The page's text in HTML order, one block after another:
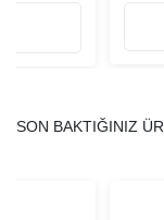
SON BAKTIĞINIZ